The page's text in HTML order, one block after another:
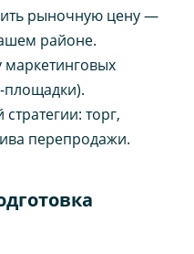
рыночную цену —
районе.
площадки).
торг,
перепродажи.